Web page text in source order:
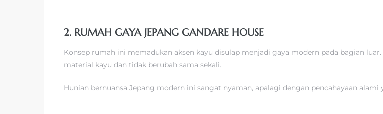
2. RUMAH GAYA JEPANG GANDARE HOUSE
Konsep rumah ini memadukan aksen kayu disulap menjadi gaya modern pada bagian
material kayu dan tidak berubah sama sekali.
Hunian bernuansa Jepang modern ini sangat nyaman, apalagi dengan pencahayaan alami